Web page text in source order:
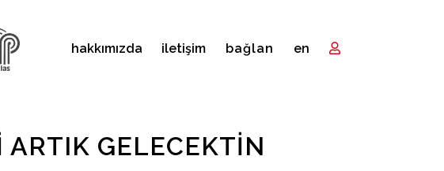
hakkımızda i̇letişim bağlan en
GELECEKTIN